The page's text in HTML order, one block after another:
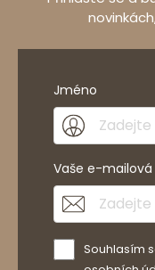
Jméno
Vaše e-mailová
Souhlasím